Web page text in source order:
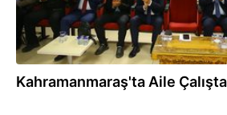
Kahramanmaraş'ta Aile